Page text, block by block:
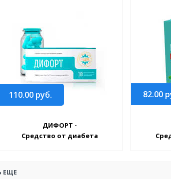
110.00 руб.
ДИФОРТ -
Средство от диабета
82.00
ЕЩЕ